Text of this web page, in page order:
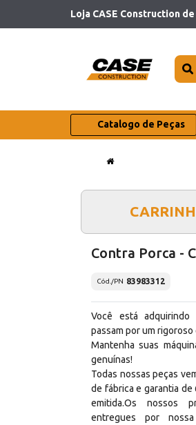
Loja CASE Construction
Catalogo de Peças
Contra Porca -
Cód./PN 83983312
Você está
passam por um
Mantenha suas
genuínas!
Todas nossas peças
de fábrica e garantia de
emitida.Os nossos
entregues por